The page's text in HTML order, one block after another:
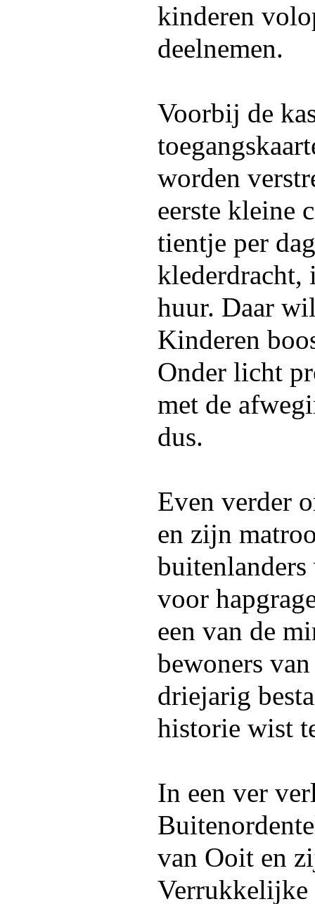
kinderen
deelnemen.
Voorbij de
worden
eerste kleine
tientje per
klederdracht,
huur. Daar
Kinderen
Onder licht
met de
dus.
Even verder
en zijn
buitenlanders
voor
een van de
bewoners
driejarig
historie wist
In een ver
van Ooit en
Verrukkelijke